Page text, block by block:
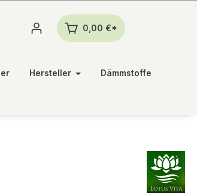
0,00 €*
Hersteller Dämmstoffe